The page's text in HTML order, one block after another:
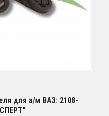
для а/м ВАЗ: 2108-